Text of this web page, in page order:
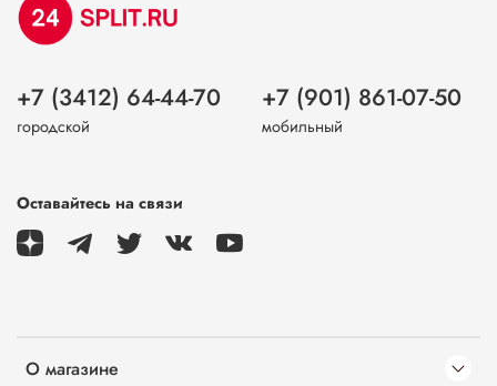
О магазине
+7 (3412) 64-44-70
городской
+7 (901) 861-07-50
мобильный
Оставайтесь на связи